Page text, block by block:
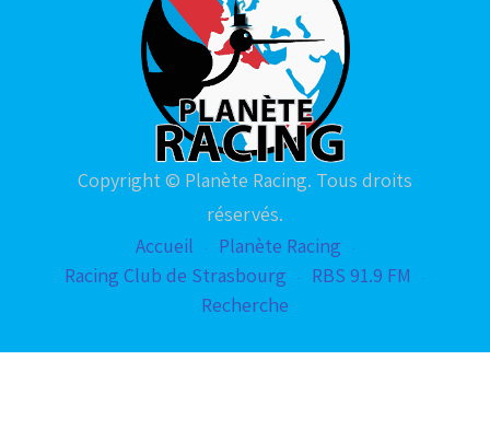
Copyright © Planète Racing. Tous droits
réservés.
Accueil
Planète Racing
Racing Club de Strasbourg
RBS 91.9 FM
Recherche